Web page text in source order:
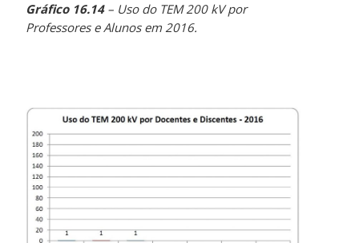
Gráfico 16.14– Uso do TEM 200 kV por
Professores e Alunos em 2016.